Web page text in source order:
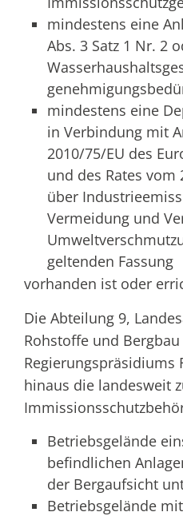
mindestens eine
Abs. 3 Satz 1 Nr. 2
mindestens eine
in Verbindung mit
2010/75/EU des
und des Rates vom
über
Vermeidung und
geltenden Fassung
vorhanden ist oder
Die Abteilung 9,
Rohstoffe und Bergbau
Regierungspräsidiums
hinaus die landesweit
Betriebsgelände
befindlichen
der Bergaufsicht
Betriebsgelände